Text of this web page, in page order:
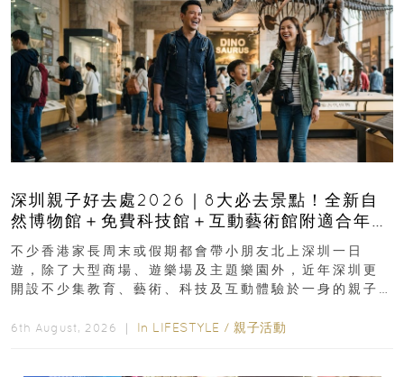
深圳親子好去處2026｜8大必去景點！全新自
然博物館＋免費科技館＋互動藝術館附適合年
齡、交通、門票、開放時間
不少香港家長周末或假期都會帶小朋友北上深圳一日
遊，除了大型商場、遊樂場及主題樂園外，近年深圳更
開設不少集教育、藝術、科技及互動體驗於一身的親子
6th August, 2026 ｜ In LIFESTYLE / 親子活動